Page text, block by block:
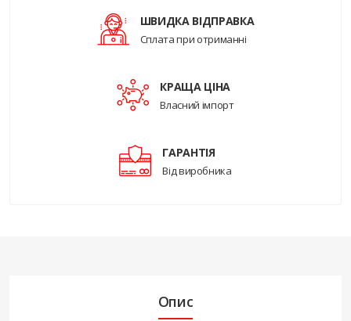
ШВИДКА ВІДПРАВКА
Сплата при отриманні
КРАЩА ЦІНА
Власний імпорт
ГАРАНТІЯ
Від виробника
Опис